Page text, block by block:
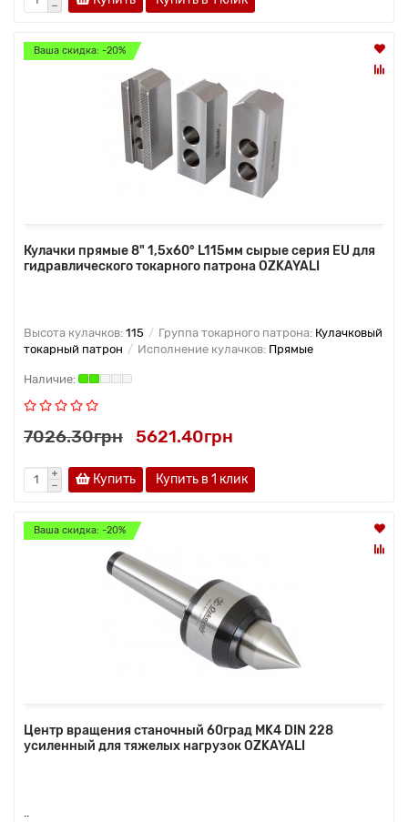
Ваша скидка: -20%
Кулачки прямые 8" 1,5x60° L115мм сырые серия EU для
гидравлического токарного патрона OZKAYALI
Высота кулачков: 115 Группа токарного патрона: Кулачковый
токарный патрон
Исполнение кулачков: Прямые
7026.30грн 5621.40грн
Купить Купить в 1 клик
Ваша скидка: -20%
Центр вращения станочный 60град MK4 DIN 228
усиленный для тяжелых нагрузок OZKAYALI